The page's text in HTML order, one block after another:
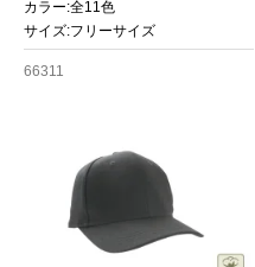
カラー:全11色
サイズ:フリーサイズ
66311